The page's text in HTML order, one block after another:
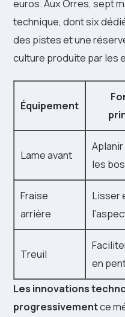
euros. Aux Orres, sept
technique, dont six
des pistes et une
culture produite par les
Équipement
Lame avant
les
Fraise
arrière
Lisser
Treuil
en
Les innovations
progressivementce